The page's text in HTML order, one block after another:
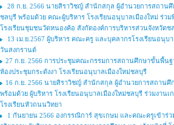
28 ก.ย. 2566 นายสิราวิชญ์ สำนักสกุล ผู้อำนวยการสถานศึ
ชลบุรี พร้อมด้วย คณะผู้บริหาร โรงเรียนอนุบาลเมืองใหม่ ร่ว
โรงเรียนชุมชนวัดหนองค้อ สังกัดองค์การบริหารส่วนจังหวัดช
13 เม.ย.2567 ผู้บริหาร คณะครู และบุคลากรโรงเรียนอนุ
วันสงกรานต์
27 ก.ย. 2566 การประชุมคณะกรรมการสถานศึกษาขั้นพื้น
ห้องประชุมกระดังงา โรงเรียนอนุบาลเมืองใหม่ชลบุรี
16 ก.ย. 2566 นายสิราวิชญ์ สำนักสกุล ผู้อำนวยการสถานศึ
พร้อมด้วย ผู้บริหาร โรงเรียนอนุบาลเมืองใหม่ชลบุรี ร่วมงาน
โรงเรียนหัวถนนวิทยา
1 กันยายน 2566 องกรรณิการ์ สุขเกษม และคณะครูเข้าร่